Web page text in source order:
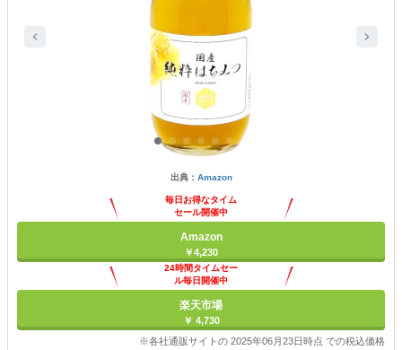
出典： Amazon
毎日お得なタイム
セール開催中
Amazon
￥4,230
24時間タイムセー
ル毎日開催中
楽天市場
￥ 4,730
※各社通販サイトの 2025年06月23日時点 での税込価格